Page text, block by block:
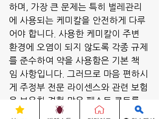
하며, 가장 큰 문제는 특히 벌레관리
에 사용되는 케미칼을 안전하게 다루
어야 합니다. 사용한 케미칼이 주변
환경에 오염이 되지 않도록 각종 규제
를 준수하여 약을 사용함은 기본 책
임 사항입니다. 그러므로 마음 편하시
게 주정부 전문 라이센스와 관련 보험
을 보유한 경험 많은 페스트 콘트롤
회사에 맡기셔서 프로그램에 의한 정